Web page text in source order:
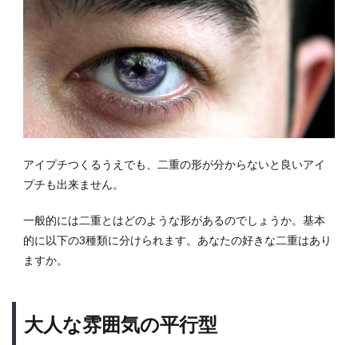
アイプチつくるうえでも、二重の形が分からないと良いアイ
プチも出来ません。
一般的には二重とはどのような形があるのでしょうか。基本
的に以下の3種類に分けられます。あなたの好きな二重はあり
ますか。
大人な雰囲気の平行型